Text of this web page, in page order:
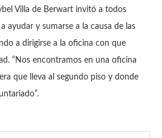
Villa de Berwart invitó a todos
ayudar y sumarse a la causa de las
a dirigirse a la oficina con que
“Nos encontramos en una oficina
que lleva al segundo piso y donde